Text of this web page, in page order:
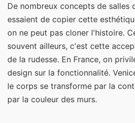
De nombreux concepts de salles
essaient de copier cette
on ne peut pas cloner l'histoire.
souvent ailleurs, c'est cette
de la rudesse. En France, on
design sur la fonctionnalité.
le corps se transforme par la
par la couleur des murs.